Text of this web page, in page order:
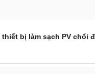
thiết bị làm sạch PV chổi